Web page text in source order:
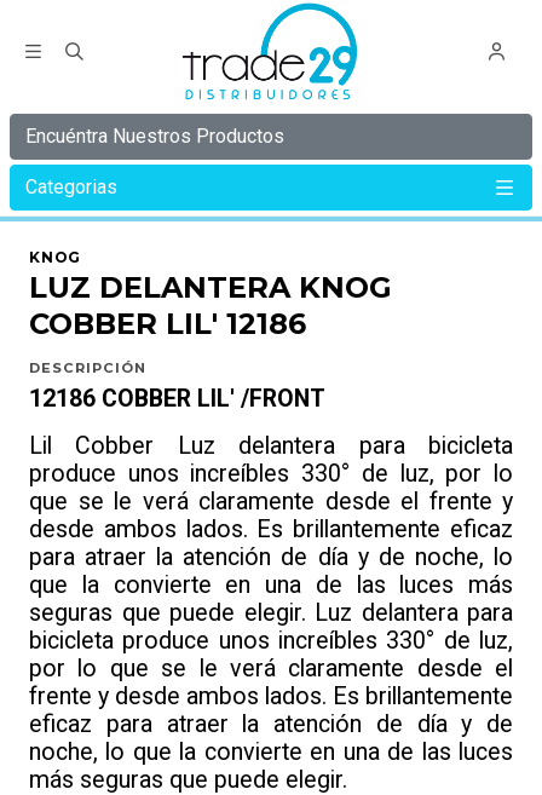
Encuéntra Nuestros Productos
Categorias
Inicio KNOG LUZ DELANTERA KNOG COBBER LIL' 12186
KNOG
LUZ DELANTERA KNOG
COBBER LIL' 12186
DESCRIPCIÓN
12186 COBBER LIL' /FRONT
Lil Cobber Luz delantera para bicicleta
produce unos increíbles 330° de luz, por lo
que se le verá claramente desde el frente y
desde ambos lados. Es brillantemente eficaz
para atraer la atención de día y de noche, lo
que la convierte en una de las luces más
seguras que puede elegir. Luz delantera para
bicicleta produce unos increíbles 330° de luz,
por lo que se le verá claramente desde el
frente y desde ambos lados. Es brillantemente
eficaz para atraer la atención de día y de
noche, lo que la convierte en una de las luces
más seguras que puede elegir.